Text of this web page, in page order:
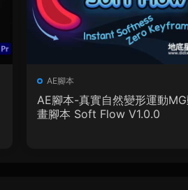
AE腳本
AE腳本-真實自然變形運動
畫腳本 Soft Flow V1.0.0